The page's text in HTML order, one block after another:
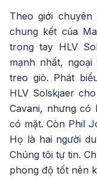
Theo giới
chung kết của
trong tay HLV
mạnh nhất,
treo giò. Phát
HLV Solskjaer
Cavani, nhưng
có mặt. Còn Phil
Họ là hai người
Chúng tôi tự tin.
phong độ tốt nên